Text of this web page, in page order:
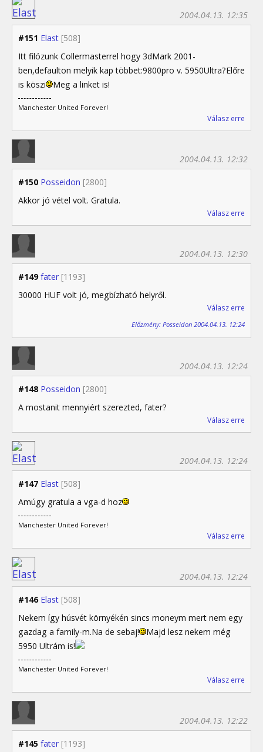
#151 Elast [508]
2004.04.13. 12:35
Itt filózunk Collermasterrel hogy 3dMark 2001-
ben,defaulton melyik kap többet:9800pro v. 5950Ultra?Előre
is köszi
Meg a linket is!
Manchester United Forever!
Válasz erre
#150 Posseidon [2800]
2004.04.13. 12:32
Akkor jó vétel volt. Gratula.
Válasz erre
#149 fater [1193]
2004.04.13. 12:30
30000 HUF volt jó, megbízható helyről.
Válasz erre
Előzmény: Posseidon 2004.04.13. 12:24
#148 Posseidon [2800]
2004.04.13. 12:24
A mostanit mennyiért szerezted, fater?
Válasz erre
#147 Elast [508]
2004.04.13. 12:24
Amúgy gratula a vga-d hoz
Manchester United Forever!
Válasz erre
#146 Elast [508]
2004.04.13. 12:24
Nekem így húsvét környékén sincs moneym mert nem egy
gazdag a family-m.Na de sebaj!
Majd lesz nekem még
5950 Ultrám is!
Manchester United Forever!
Válasz erre
#145 fater [1193]
2004.04.13. 12:22